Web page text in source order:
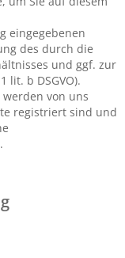
eingegebenen
des durch die
und ggf. zur
lit. b DSGVO).
von uns
registriert sind und